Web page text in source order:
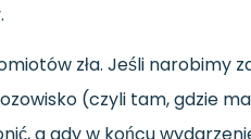
zła. Jeśli narobimy
(czyli tam, gdzie